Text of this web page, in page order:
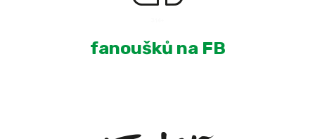
fanoušků na FB